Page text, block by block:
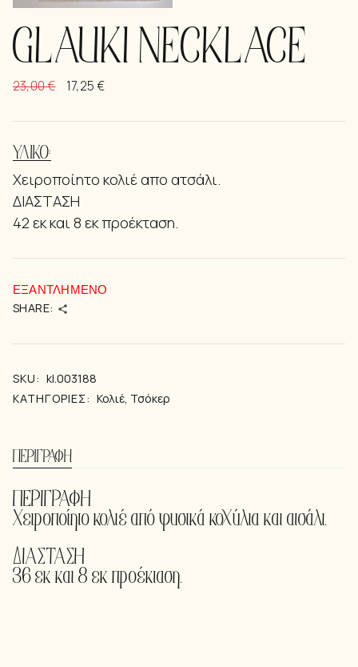
GLAUKI NECKLACE
23,00€ 17,25€
ΥΛΙΚΌ:
Χειροποίητο κολιέ απο ατσάλι.
ΔΙΑΣΤΑΣΗ
42 εκ και 8 εκ προέκταση.
ΕΞΑΝΤΛΗΜΈΝΟ
SHARE:
SKU: kl.003188
ΚΑΤΗΓΟΡΊΕΣ: Κολιέ, Τσόκερ
ΠΕΡΙΓΡΑΦΉ
ΠΕΡΙΓΡΑΦΗ
Xειροποίητο κολιέ από φυσικά κοχύλια και ατσάλι.
ΔΙΑΣΤΑΣΗ
36 εκ και 8 εκ προέκταση.